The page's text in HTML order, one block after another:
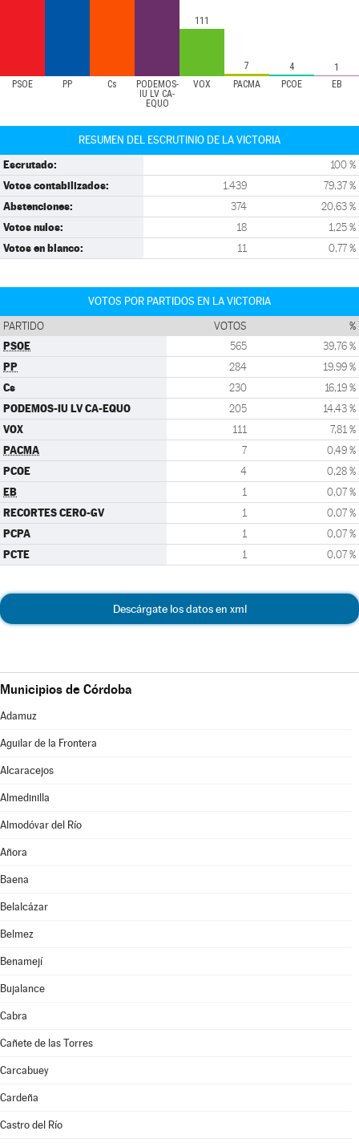
PSOE PP Cs
PODEMOS-
IU LV CA-
EQUO
VOX PACMA PCOE EB
111
7 4 1
RESUMEN DEL ESCRUTINIO DE LA VICTORIA
Escrutado: 100 %
Votos contabilizados: 1.439 79,37 %
Abstenciones: 374 20,63 %
Votos nulos: 18 1,25 %
Votos en blanco: 11 0,77 %
VOTOS POR PARTIDOS EN LA VICTORIA
PARTIDO VOTOS %
PSOE 565 39,76 %
PP 284 19,99 %
Cs 230 16,19 %
PODEMOS-IU LV CA-EQUO 205 14,43 %
VOX 111 7,81 %
PACMA 7 0,49 %
PCOE 4 0,28 %
EB 1 0,07 %
RECORTES CERO-GV 1 0,07 %
PCPA 1 0,07 %
PCTE 1 0,07 %
Descárgate los datos en xml
Municipios de Córdoba
Adamuz
Aguilar de la Frontera
Alcaracejos
Almedinilla
Almodóvar del Río
Añora
Baena
Belalcázar
Belmez
Benamejí
Bujalance
Cabra
Cañete de las Torres
Carcabuey
Cardeña
Castro del Río